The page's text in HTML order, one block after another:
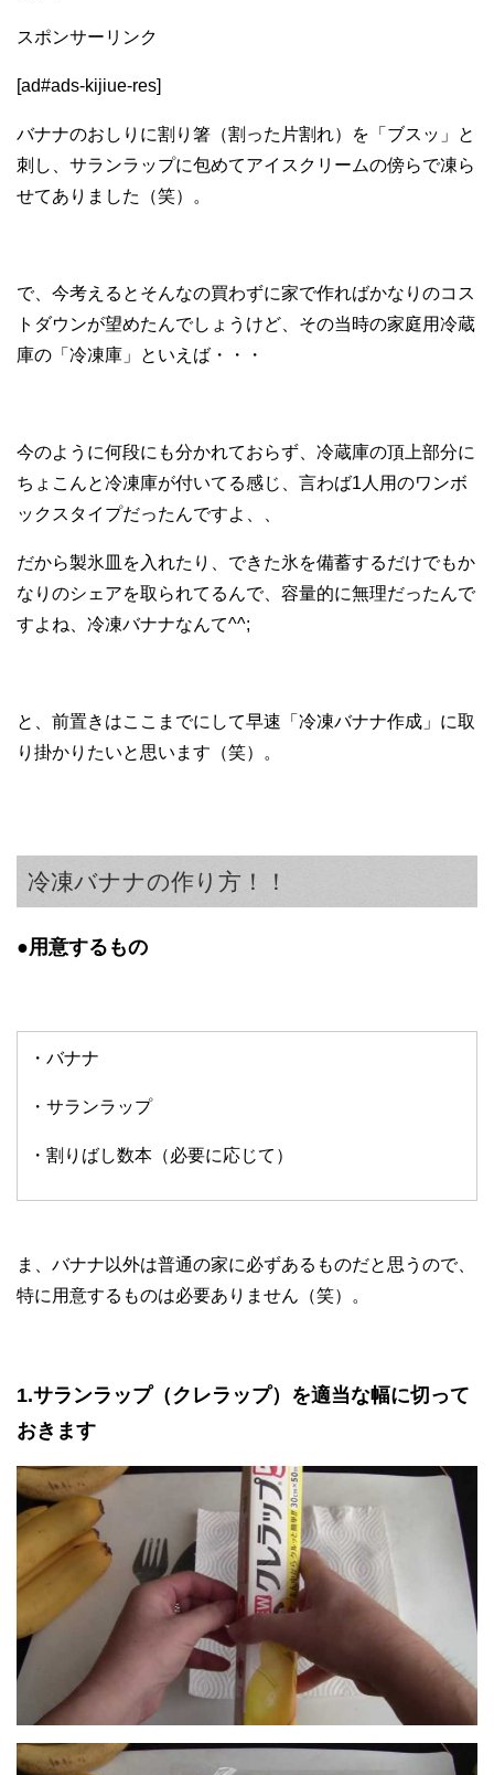
スポンサーリンク
[ad#ads-kijiue-res]
バナナのおしりに割り箸（割った片割れ）を「ブスッ」と
刺し、サランラップに包めてアイスクリームの傍らで凍ら
せてありました（笑）。
で、今考えるとそんなの買わずに家で作ればかなりのコス
トダウンが望めたんでしょうけど、その当時の家庭用冷蔵
庫の「冷凍庫」といえば・・・
今のように何段にも分かれておらず、冷蔵庫の頂上部分に
ちょこんと冷凍庫が付いてる感じ、言わば1人用のワンボ
ックスタイプだったんですよ、、
だから製氷皿を入れたり、できた氷を備蓄するだけでもか
なりのシェアを取られてるんで、容量的に無理だったんで
すよね、冷凍バナナなんて^^;
と、前置きはここまでにして早速「冷凍バナナ作成」に取
り掛かりたいと思います（笑）。
冷凍バナナの作り方！！
●用意するもの
・バナナ
・サランラップ
・割りばし数本（必要に応じて）
ま、バナナ以外は普通の家に必ずあるものだと思うので、
特に用意するものは必要ありません（笑）。
1.サランラップ（クレラップ）を適当な幅に切って
おきます